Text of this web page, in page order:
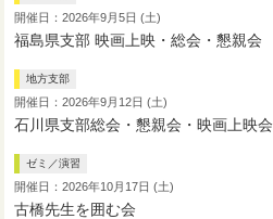
開催日：2026年9月5日 (土)
福島県支部 映画上映・総会・懇親会
地方支部
開催日：2026年9月12日 (土)
石川県支部総会・懇親会・映画上映会
ゼミ／演習
開催日：2026年10月17日 (土)
古橋先生を囲む会